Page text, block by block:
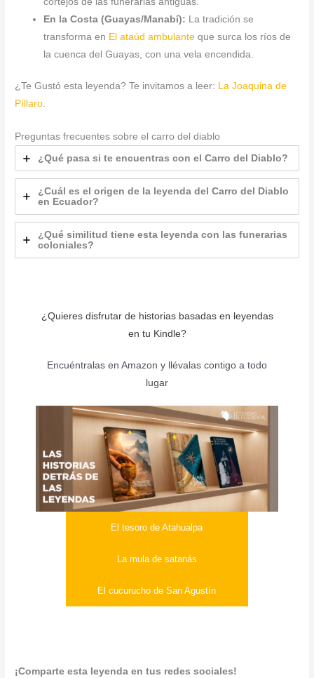
En la Costa (Guayas/Manabí): La tradición se
transforma en El ataúd ambulante que surca los ríos de
la cuenca del Guayas, con una vela encendida.
¿Te Gustó esta leyenda? Te invitamos a leer: La Joaquina de
Píllaro.
Preguntas frecuentes sobre el carro del diablo
¿Qué pasa si te encuentras con el Carro del Diablo?
¿Cuál es el origen de la leyenda del Carro del Diablo
en Ecuador?
¿Qué similitud tiene esta leyenda con las funerarias
coloniales?
¿Quieres disfrutar de historias basadas en leyendas
en tu Kindle?
Encuéntralas en Amazon y llévalas contigo a todo
lugar
El tesoro de Atahualpa
La mula de satanás
El cucurucho de San Agustín
¡Comparte esta leyenda en tus redes sociales!